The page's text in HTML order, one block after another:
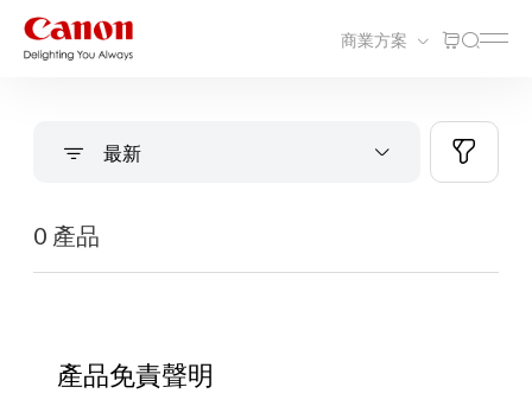
商業方案
最新
0 產品
產品免責聲明